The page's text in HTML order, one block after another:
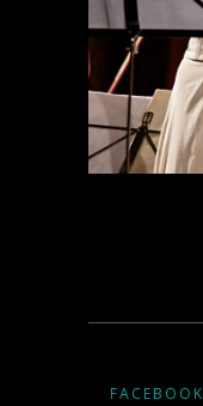
FACEBOOK